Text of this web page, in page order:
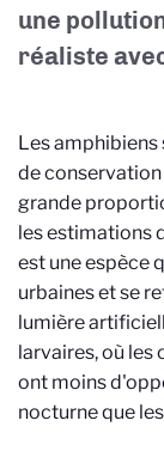
une
réaliste
Les
de
grande
les estimations
est une espèce
urbaines et se
lumière
larvaires, où les
ont moins
nocturne que